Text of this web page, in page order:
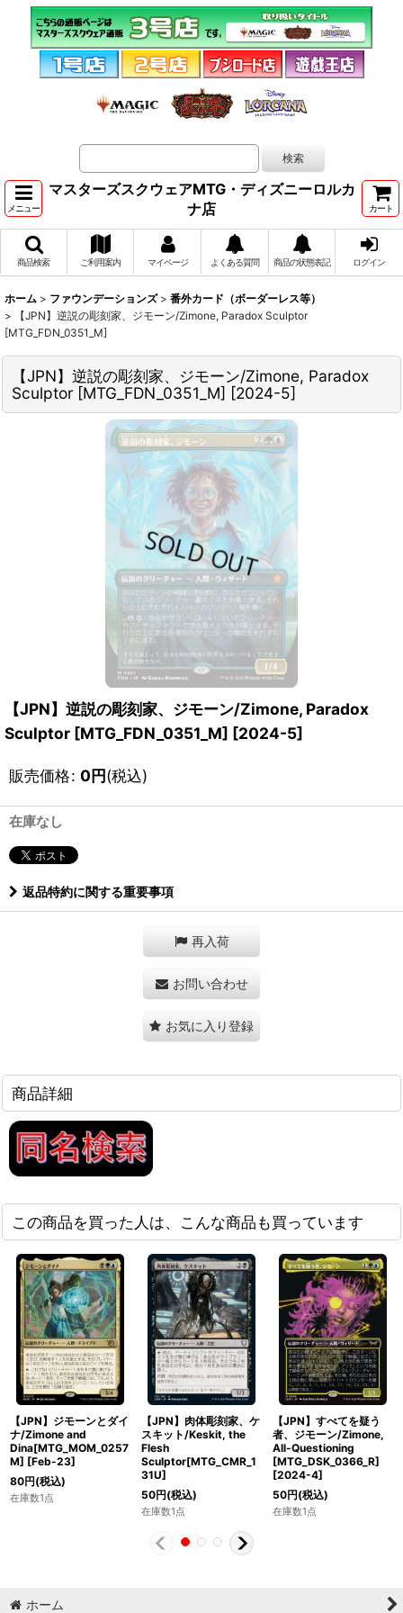
メニュー
マスターズスクウェアMTG・ディズニーロルカ
ナ店
カート
商品検索 ご利用案内 マイページ よくある質問 商品の状態表記 ログイン
ホーム > ファウンデーションズ > 番外カード（ボーダーレス等）
>
【JPN】逆説の彫刻家、ジモーン/Zimone, Paradox Sculptor
[MTG_FDN_0351_M]
【JPN】逆説の彫刻家、ジモーン/Zimone, Paradox
Sculptor [MTG_FDN_0351_M] [2024-5]
【JPN】逆説の彫刻家、ジモーン/Zimone, Paradox
Sculptor [MTG_FDN_0351_M] [2024-5]
販売価格: 0円(税込)
在庫なし
返品特約に関する重要事項
再入荷
お問い合わせ
お気に入り登録
商品詳細
この商品を買った人は、こんな商品も買っています
【JPN】ジモーンとダイ
ナ/Zimone and
Dina[MTG_MOM_0257
M] [Feb-23]
80円(税込)
在庫数1点
【JPN】肉体彫刻家、ケ
スキット/Keskit, the
Flesh
Sculptor[MTG_CMR_1
31U]
50円(税込)
在庫数1点
【JPN】すべてを疑う
者、ジモーン/Zimone,
All-Questioning
[MTG_DSK_0366_R]
[2024-4]
50円(税込)
在庫数1点
ホーム